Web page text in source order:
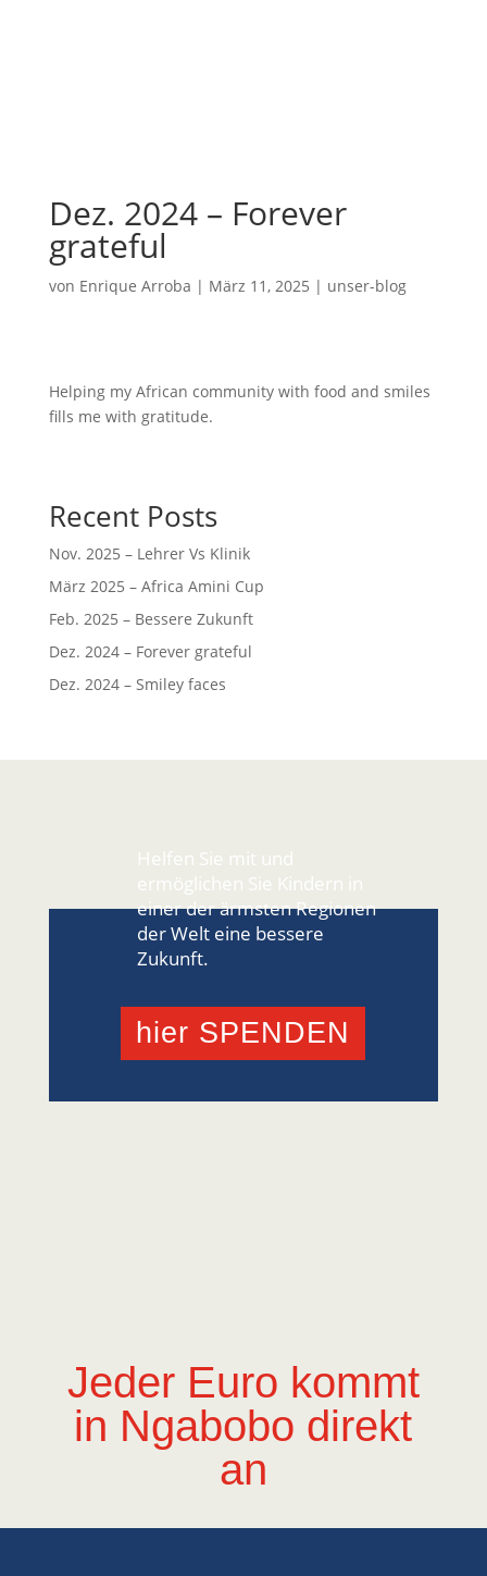
Dez. 2024 – Forever
grateful
von Enrique Arroba | März 11, 2025 | unser-blog
Helping my African community with food and smiles
fills me with gratitude.
Recent Posts
Nov. 2025 – Lehrer Vs Klinik
März 2025 – Africa Amini Cup
Feb. 2025 – Bessere Zukunft
Dez. 2024 – Forever grateful
Dez. 2024 – Smiley faces
Helfen Sie mit und
ermöglichen Sie Kindern in
einer der ärmsten Regionen
der Welt eine bessere
Zukunft.
hier SPENDEN
Jeder Euro kommt
in Ngabobo direkt
an